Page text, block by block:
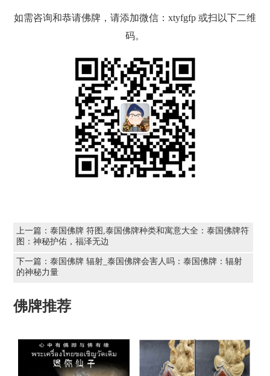
如需咨询和恭请佛牌，请添加微信：xtyfgfp 或扫以下二维
码。
上一篇：泰国佛牌 符图,泰国佛牌种类和寓意大全：泰国佛牌符
图：神秘护佑，福泽无边
下一篇：泰国佛牌 辐射_泰国佛牌会害人吗：泰国佛牌：辐射
的神秘力量
佛牌推荐